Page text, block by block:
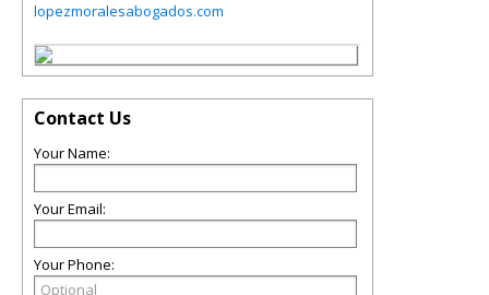
lopezmoralesabogados.com
Contact Us
Your Name:
Your Email:
Your Phone: